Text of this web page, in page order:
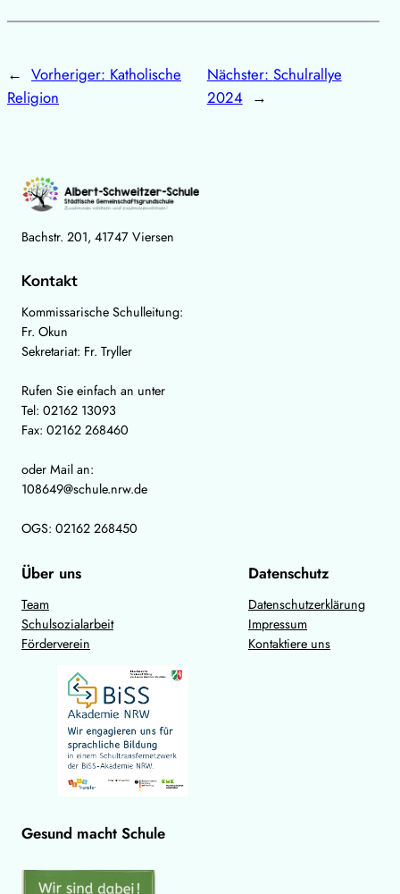
← Vorheriger: Katholische
Religion
Nächster: Schulrallye
2024 →
Bachstr. 201, 41747 Viersen
Kontakt
Kommissarische Schulleitung:
Fr. Okun
Sekretariat: Fr. Tryller
Rufen Sie einfach an unter
Tel: 02162 13093
Fax: 02162 268460
oder Mail an:
108649@schule.nrw.de
OGS: 02162 268450
Über uns
Team
Schulsozialarbeit
Förderverein
Datenschutz
Datenschutzerklärung
Impressum
Kontaktiere uns
Gesund macht Schule